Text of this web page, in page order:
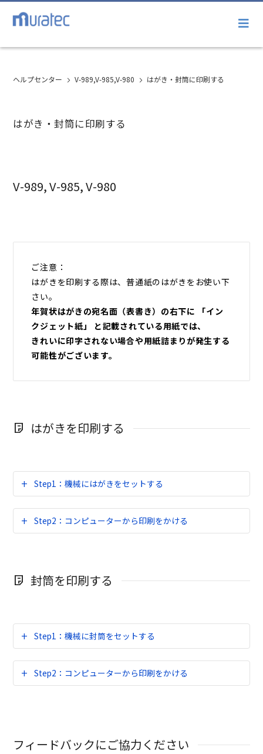
ヘルプセンター V-989,V-985,V-980 はがき・封筒に印刷する
はがき・封筒に印刷する
V-989, V-985, V-980
ご注意：
はがきを印刷する際は、普通紙のはがきをお使い下
さい。
年賀状はがきの宛名面（表書き）の右下に 「イン
クジェット紙」 と記載されている用紙では、
きれいに印字されない場合や用紙詰まりが発生する
可能性がございます。
はがきを印刷する
Step1：機械にはがきをセットする
Step2：コンピューターから印刷をかける
封筒を印刷する
Step1：機械に封筒をセットする
Step2：コンピューターから印刷をかける
フィードバックにご協力ください